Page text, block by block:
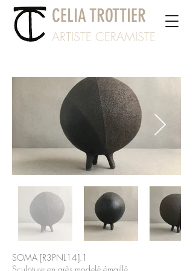
CELIA TROTTIER
ARTISTE CERAMISTE
SOMA [R3PNL14].1